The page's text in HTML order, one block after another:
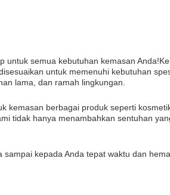
untuk semua kebutuhan kemasan
untuk memenuhi kebutuhan
lama, dan ramah lingkungan.
kemasan berbagai produk seperti
tidak hanya menambahkan sentuhan
kepada Anda tepat waktu dan